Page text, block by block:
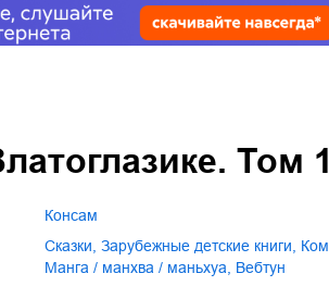
Том 1
Консам
сказки зарубежные детские книги
манга / манхва / маньхуа
вебтун